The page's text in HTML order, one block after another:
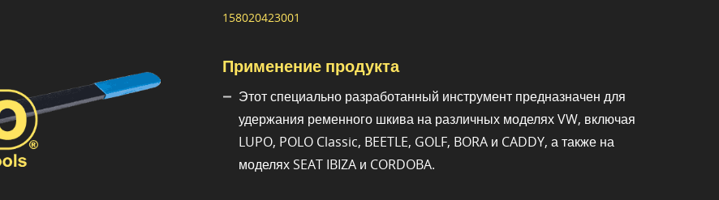
158020423001
Применение продукта
Этот специально разработанный инструмент предназначен для
удержания ременного шкива на различных моделях VW, включая
LUPO, POLO Classic, BEETLE, GOLF, BORA и CADDY, а также на
моделях SEAT IBIZA и CORDOBA.